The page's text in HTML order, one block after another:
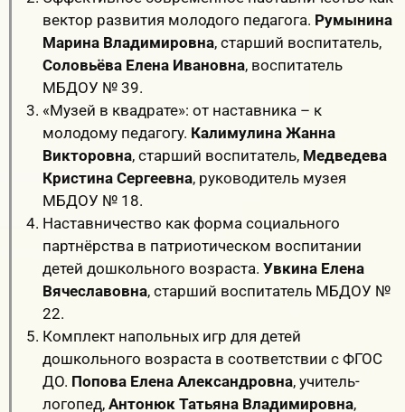
вектор развития молодого педагога. Румынина
Марина Владимировна, старший воспитатель,
Соловьёва Елена Ивановна, воспитатель
МБДОУ № 39.
«Музей в квадрате»: от наставника – к
молодому педагогу. Калимулина Жанна
Викторовна, старший воспитатель, Медведева
Кристина Сергеевна, руководитель музея
МБДОУ № 18.
Наставничество как форма социального
партнёрства в патриотическом воспитании
детей дошкольного возраста. Увкина Елена
Вячеславовна, старший воспитатель МБДОУ №
22.
Комплект напольных игр для детей
дошкольного возраста в соответствии с ФГОС
ДО. Попова Елена Александровна, учитель-
логопед, Антонюк Татьяна Владимировна,